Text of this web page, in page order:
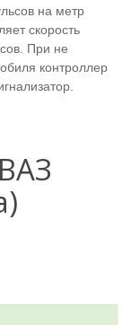
на метр
скорость
При не
контроллер